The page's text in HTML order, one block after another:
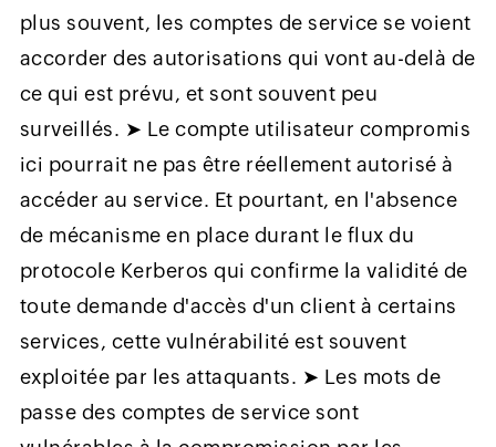
plus souvent, les comptes de service se voient
accorder des autorisations qui vont au-delà de
ce qui est prévu, et sont souvent peu
surveillés. ➤ Le compte utilisateur compromis
ici pourrait ne pas être réellement autorisé à
accéder au service. Et pourtant, en l'absence
de mécanisme en place durant le flux du
protocole Kerberos qui confirme la validité de
toute demande d'accès d'un client à certains
services, cette vulnérabilité est souvent
exploitée par les attaquants. ➤ Les mots de
passe des comptes de service sont